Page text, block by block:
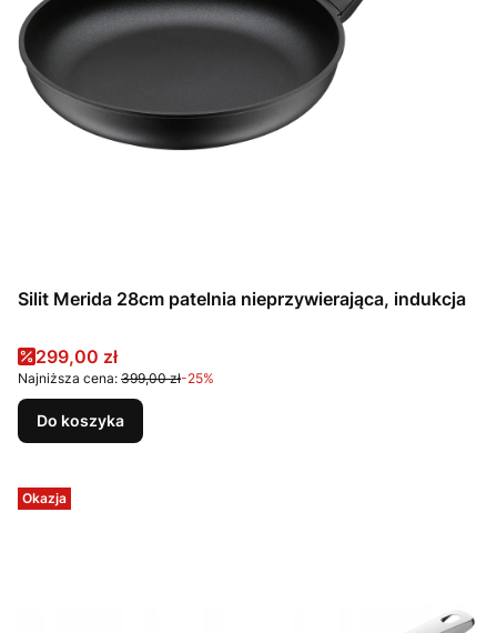
Silit Merida 28cm patelnia nieprzywierająca, indukcja
Cena promocyjna
299,00 zł
Najniższa cena: 399,00 zł-25%
Do koszyka
Okazja